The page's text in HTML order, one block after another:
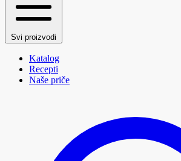
Svi proizvodi
Katalog
Recepti
Naše priče